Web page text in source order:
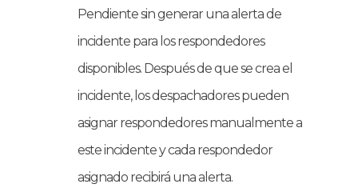
Pendiente sin generar una alerta de
incidente para los respondedores
disponibles. Después de que se crea el
incidente, los despachadores pueden
asignar respondedores manualmente a
este incidente y cada respondedor
asignado recibirá una alerta.